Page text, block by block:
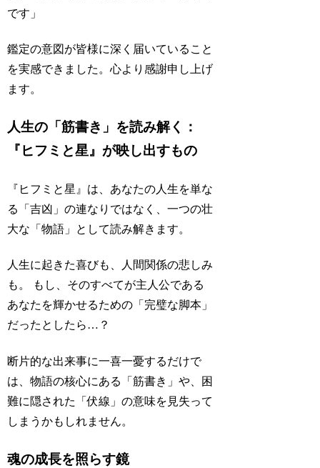
です」
鑑定の意図が皆様に深く届いていること
を実感できました。心より感謝申し上げ
ます。
人生の「筋書き」を読み解く：
『ヒフミと星』が映し出すもの
『ヒフミと星』は、あなたの人生を単な
る「吉凶」の連なりではなく、一つの壮
大な「物語」として読み解きます。
人生に起きた喜びも、人間関係の悲しみ
も。 もし、そのすべてが主人公である
あなたを輝かせるための「完璧な脚本」
だったとしたら…？
断片的な出来事に一喜一憂するだけで
は、物語の核心にある「筋書き」や、困
難に隠された「伏線」の意味を見失って
しまうかもしれません。
魂の成長を照らす鏡